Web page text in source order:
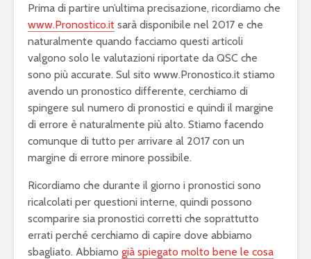
Prima di partire un’ultima precisazione, ricordiamo che
www.Pronostico.it sarà disponibile nel 2017 e che
naturalmente quando facciamo questi articoli
valgono solo le valutazioni riportate da QSC che
sono più accurate. Sul sito www.Pronostico.it stiamo
avendo un pronostico differente, cerchiamo di
spingere sul numero di pronostici e quindi il margine
di errore è naturalmente più alto. Stiamo facendo
comunque di tutto per arrivare al 2017 con un
margine di errore minore possibile.
Ricordiamo che durante il giorno i pronostici sono
ricalcolati per questioni interne, quindi possono
scomparire sia pronostici corretti che soprattutto
errati perché cerchiamo di capire dove abbiamo
sbagliato. Abbiamo già spiegato molto bene le cosa